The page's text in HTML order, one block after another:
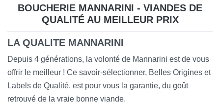
BOUCHERIE MANNARINI - VIANDES DE
QUALITÉ AU MEILLEUR PRIX
LA QUALITE MANNARINI
Depuis 4 générations, la volonté de Mannarini est de vous
offrir le meilleur ! Ce savoir-sélectionner, Belles Origines et
Labels de Qualité, est pour vous la garantie, du goût
retrouvé de la vraie bonne viande.